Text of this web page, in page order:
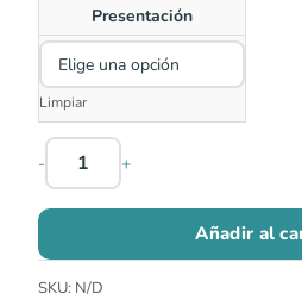
Presentación
Limpiar
- +
Añadir al
SKU: N/D